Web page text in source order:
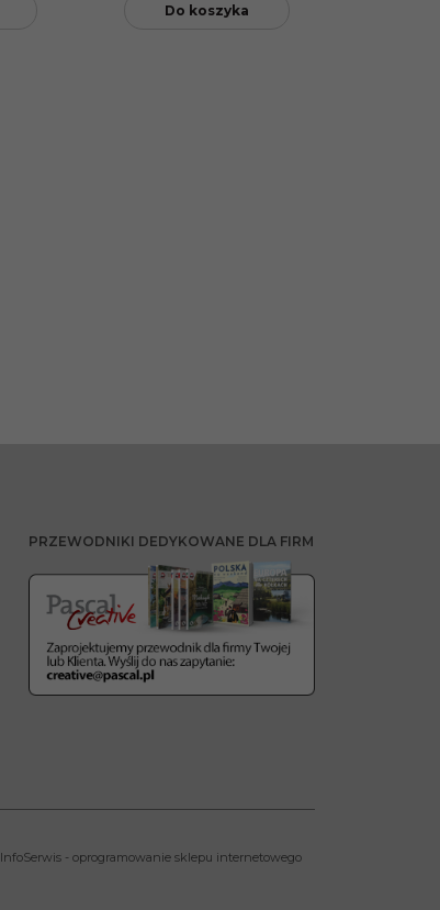
Do koszyka
PRZEWODNIKI DEDYKOWANE DLA FIRM
InfoSerwis - oprogramowanie sklepu internetowego